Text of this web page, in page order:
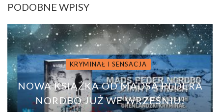
PODOBNE WPISY
KRYMINAŁ I SENSACJA
NOWA KSIĄŻKA OD MADSA PEDERA
NORDBO JUŻ WE WRZEŚNIU!